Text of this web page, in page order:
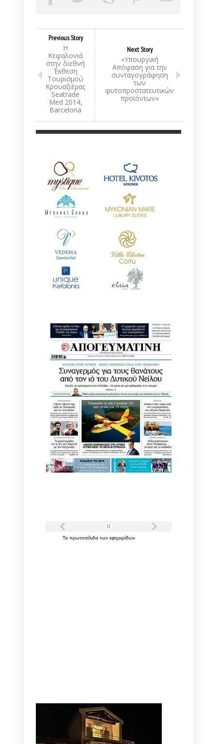
Previous Story
Η
Κεφαλονιά
στην διεθνή
Έκθεση
Τουρισμού
Κρουαζιέρας
Seatrade
Med 2014,
Barcelona
Next Story
«Υπουργική
Απόφαση για την
συνταγογράφηση
των
φυτοπροστατευτικών
προϊόντων»
Τα πρωτοσέλιδα των εφημερίδων